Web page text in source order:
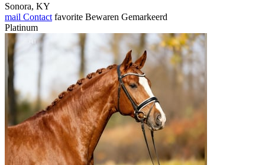
Sonora, KY
mail Contact favorite Bewaren Gemarkeerd
Platinum